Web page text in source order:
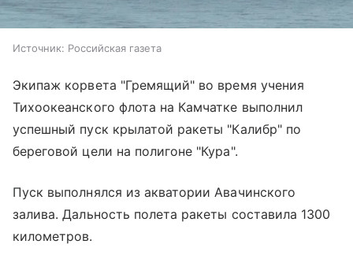
Источник: Российская газета
Экипаж корвета "Гремящий" во время учения
Тихоокеанского флота на Камчатке выполнил
успешный пуск крылатой ракеты "Калибр" по
береговой цели на полигоне "Кура".
Пуск выполнялся из акватории Авачинского
залива. Дальность полета ракеты составила 1300
километров.